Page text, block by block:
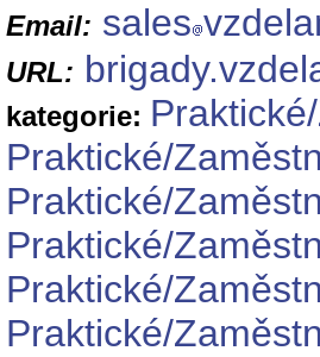
Email: sales
URL:
kategorie:
Praktické/
Praktické/
Praktické/
Praktické/
Praktické/